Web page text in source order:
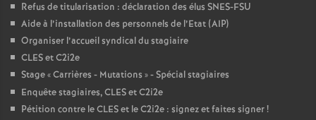
Refus de titularisation : déclaration des élus SNES-FSU
Aide à l’installation des personnels de l’Etat (AIP)
Organiser l’accueil syndical du stagiaire
CLES et C2i2e
Stage «Carrières - Mutations » - Spécial stagiaires
Enquête stagiaires, CLES et C2i2e
Pétition contre le CLES et le C2i2e : signez et faites signer!